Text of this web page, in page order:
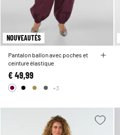
NOUVEAUTÉS
Pantalon ballon avec poches et
ceinture élastique
€ 49,99
+3